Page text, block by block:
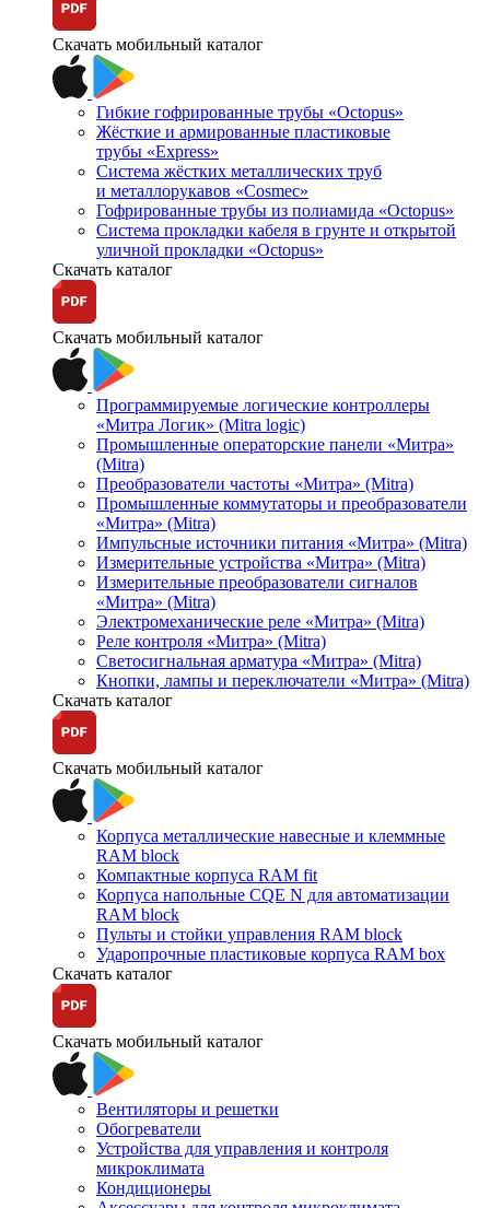
Скачать мобильный каталог
Гибкие гофрированные трубы «Octopus»
Жёсткие и армированные пластиковые
трубы «Express»
Система жёстких металлических труб
и металлорукавов «Cosmec»
Гофрированные трубы из полиамида «Octopus»
Система прокладки кабеля в грунте и открытой
уличной прокладки «Octopus»
Скачать каталог
Скачать мобильный каталог
Программируемые логические контроллеры
«Митра Логик» (Mitra logic)
Промышленные операторские панели «Митра»
(Mitra)
Преобразователи частоты «Митра» (Mitra)
Промышленные коммутаторы и преобразователи
«Митра» (Mitra)
Импульсные источники питания «Митра» (Mitra)
Измерительные устройства «Митра» (Mitra)
Измерительные преобразователи сигналов
«Митра» (Mitra)
Электромеханические реле «Митра» (Mitra)
Реле контроля «Митра» (Mitra)
Светосигнальная арматура «Митра» (Mitra)
Кнопки, лампы и переключатели «Митра» (Mitra)
Скачать каталог
Скачать мобильный каталог
Корпуса металлические навесные и клеммные
RAM block
Компактные корпуса RAM fit
Корпуса напольные CQE N для автоматизации
RAM block
Пульты и стойки управления RAM block
Ударопрочные пластиковые корпуса RAM box
Скачать каталог
Скачать мобильный каталог
Вентиляторы и решетки
Обогреватели
Устройства для управления и контроля
микроклимата
Кондиционеры